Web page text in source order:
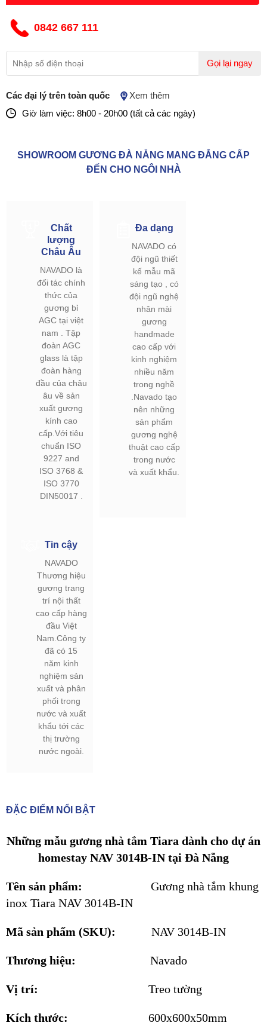
0842 667 111
Gọi lại ngay
Các đại lý trên toàn quốc
Xem thêm
Giờ làm việc: 8h00 - 20h00 (tất cả các ngày)
SHOWROOM GƯƠNG ĐÀ NẴNG MANG ĐẲNG CẤP
ĐẾN CHO NGÔI NHÀ
Chất
lượng
Châu Âu
NAVADO là
đối tác chính
thức của
gương bỉ
AGC tại việt
nam . Tập
đoàn AGC
glass là tập
đoàn hàng
đầu của châu
âu về sản
xuất gương
kính cao
cấp.Với tiêu
chuẩn ISO
9227 and
ISO 3768 &
ISO 3770
DIN50017 .
Đa dạng
NAVADO có
đội ngũ thiết
kế mẫu mã
sáng tạo , có
đội ngũ nghệ
nhân mài
gương
handmade
cao cấp với
kinh nghiệm
nhiều năm
trong nghề
.Navado tạo
nên những
sản phẩm
gương nghệ
thuật cao cấp
trong nước
và xuất khẩu.
Tin cậy
NAVADO
Thương hiệu
gương trang
trí nội thất
cao cấp hàng
đầu Việt
Nam.Công ty
đã có 15
năm kinh
nghiệm sản
xuất và phân
phối trong
nước và xuất
khẩu tới các
thị trường
nước ngoài.
ĐẶC ĐIỂM NỔI BẬT
Những mẫu gương nhà tắm Tiara dành cho dự án
homestay NAV 3014B-IN tại Đà Nẵng
Tên sản phẩm: Gương nhà tắm khung
inox Tiara NAV 3014B-IN
Mã sản phẩm (SKU): NAV 3014B-IN
Thương hiệu: Navado
Vị trí: Treo tường
Kích thước: 600x600x50mm